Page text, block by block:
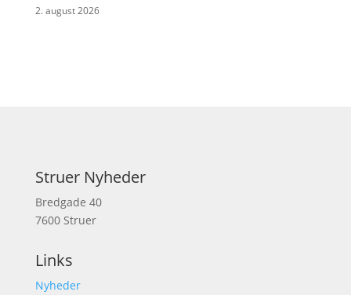
2. august 2026
Struer Nyheder
Bredgade 40
7600 Struer
Links
Nyheder